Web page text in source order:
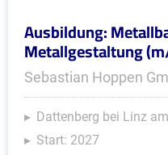
Ausbildung:
Metallgestaltung
Sebastian Hoppen
Dattenberg bei Linz
Start: 2027